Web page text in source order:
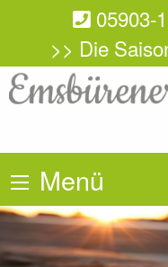
05903-
>> Die
Menü